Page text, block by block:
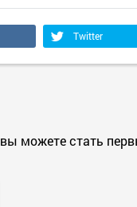
Twitter
вы можете стать